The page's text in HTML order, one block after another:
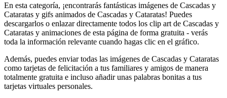
En esta categoría, ¡encontrarás fantásticas imágenes de Cascadas y
Cataratas y gifs animados de Cascadas y Cataratas! Puedes
descargarlos o enlazar directamente todos los clip art de Cascadas y
Cataratas y animaciones de esta página de forma gratuita - verás
toda la información relevante cuando hagas clic en el gráfico.
Además, puedes enviar todas las imágenes de Cascadas y Cataratas
como tarjetas de felicitación a tus familiares y amigos de manera
totalmente gratuita e incluso añadir unas palabras bonitas a tus
tarjetas virtuales personales.